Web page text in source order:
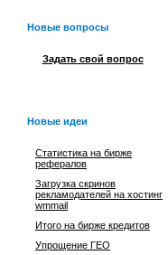
Новые вопросы
Задать свой вопрос
Новые идеи
Статистика на бирже
рефералов
Загрузка скринов
рекламодателей на хостинг
wmmail
Итого на бирже кредитов
Упрощение ГЕО